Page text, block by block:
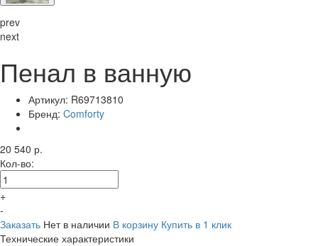
prev
next
Пенал в ванную
Артикул: R69713810
Бренд: Comforty
20 540 р.
Кол-во:
+
-
Заказать Нет в наличии В корзину Купить в 1 клик
Технические характеристики